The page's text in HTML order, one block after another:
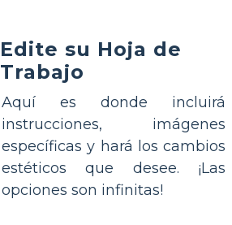
Edite su Hoja de
Trabajo
Aquí es donde incluirá
instrucciones, imágenes
específicas y hará los cambios
estéticos que desee. ¡Las
opciones son infinitas!